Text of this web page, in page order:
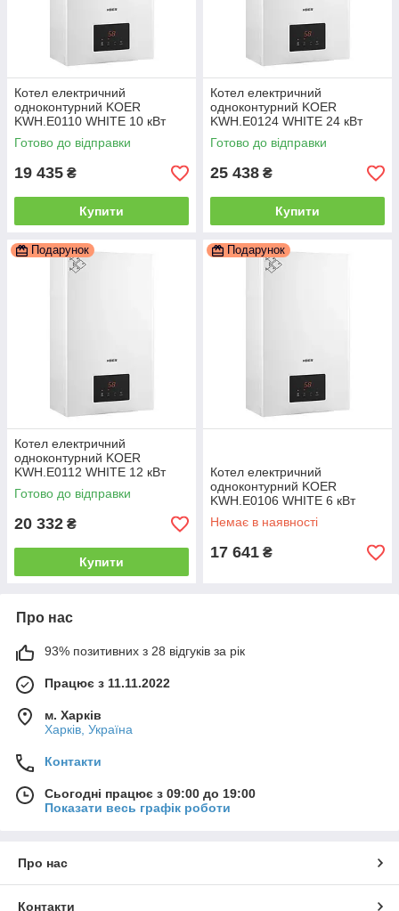
Котел електричний
одноконтурний KOER
KWH.E0110 WHITE 10 кВт
колір білий (KR5560)
Готово до відправки
19 435 ₴
Купити
Котел електричний
одноконтурний KOER
KWH.E0124 WHITE 24 кВт
колір білий (KR5563)
Готово до відправки
25 438 ₴
Купити
Подарунок
Котел електричний
одноконтурний KOER
KWH.E0112 WHITE 12 кВт
колір білий (KR5561)
Готово до відправки
20 332 ₴
Купити
Подарунок
Котел електричний
одноконтурний KOER
KWH.E0106 WHITE 6 кВт
колір білий (KR5558)
Немає в наявності
17 641 ₴
Про нас
93% позитивних з 28 відгуків за рік
Працює з 11.11.2022
м. Харків
Харків, Україна
Контакти
Сьогодні працює з 09:00 до 19:00
Показати весь графік роботи
Про нас
Контакти